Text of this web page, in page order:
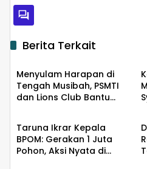
Berita Terkait
Daerah
Menyulam Harapan di
Tengah Musibah, PSMTI
dan Lions Club Bantu
Daerah
Taruna Ikrar Kepala
BPOM: Gerakan 1 Juta
Pohon, Aksi Nyata di
Daerah